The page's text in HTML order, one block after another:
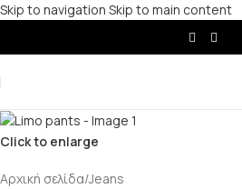
Skip to navigation Skip to main content
Click to enlarge
Αρχική σελίδα/Jeans